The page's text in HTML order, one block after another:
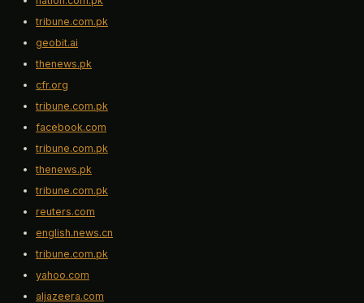
tribune.com.pk
geobit.ai
thenews.pk
cfr.org
tribune.com.pk
facebook.com
tribune.com.pk
thenews.pk
tribune.com.pk
reuters.com
english.news.cn
tribune.com.pk
yahoo.com
aljazeera.com